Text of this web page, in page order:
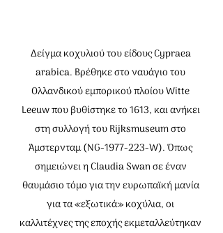
Δείγμα κοχυλιού του είδους Cypraea
arabica. Βρέθηκε στο ναυάγιο του
Ολλανδικού εμπορικού πλοίου Witte
Leeuw που βυθίστηκε το 1613, και ανήκει
στη συλλογή του Rijksmuseum στο
Άμστερνταμ (NG-1977-223-W). Όπως
σημειώνει η Claudia Swan σε έναν
θαυμάσιο τόμο για την ευρωπαϊκή μανία
για τα «εξωτικά» κοχύλια, οι
καλλιτέχνες της εποχής εκμεταλλεύτηκαν